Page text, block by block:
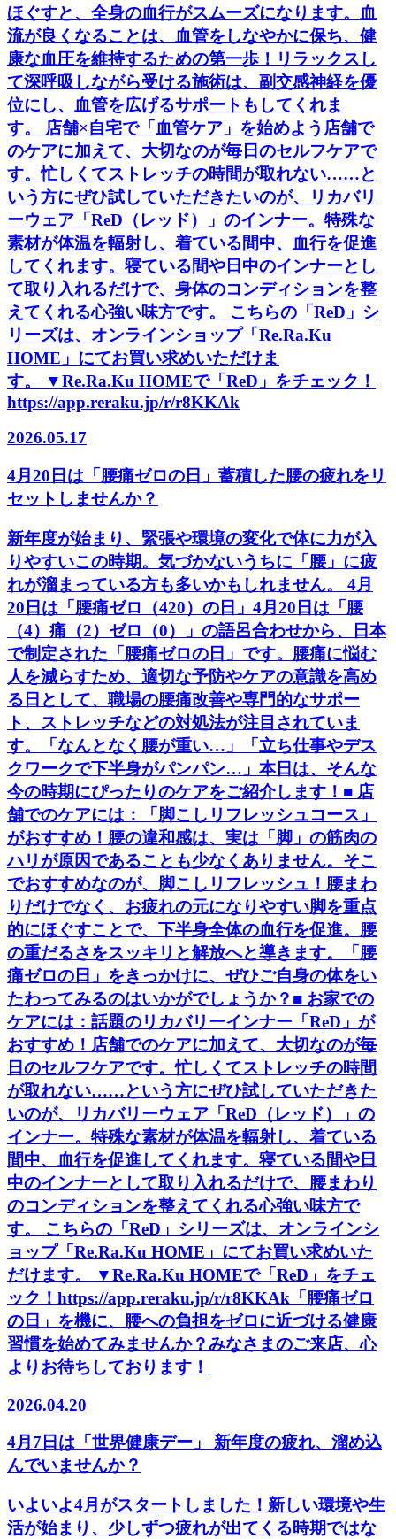
ほぐすと、全身の血行がスムーズになります。血
流が良くなることは、血管をしなやかに保ち、健
康な血圧を維持するための第一歩！リラックスし
て深呼吸しながら受ける施術は、副交感神経を優
位にし、血管を広げるサポートもしてくれま
す。 店舗×自宅で「血管ケア」を始めよう店舗で
のケアに加えて、大切なのが毎日のセルフケアで
す。忙しくてストレッチの時間が取れない……と
いう方にぜひ試していただきたいのが、リカバリ
ーウェア「ReD（レッド）」のインナー。特殊な
素材が体温を輻射し、着ている間中、血行を促進
してくれます。寝ている間や日中のインナーとし
て取り入れるだけで、身体のコンディションを整
えてくれる心強い味方です。 こちらの「ReD」シ
リーズは、オンラインショップ「Re.Ra.Ku
HOME」にてお買い求めいただけま
す。 ▼Re.Ra.Ku HOMEで「ReD」をチェック！
https://app.reraku.jp/r/r8KKAk
2026.05.17
4月20日は「腰痛ゼロの日」蓄積した腰の疲れをリ
セットしませんか？
新年度が始まり、緊張や環境の変化で体に力が入
りやすいこの時期。気づかないうちに「腰」に疲
れが溜まっている方も多いかもしれません。 4月
20日は「腰痛ゼロ（420）の日」4月20日は「腰
（4）痛（2）ゼロ（0）」の語呂合わせから、日本
で制定された「腰痛ゼロの日」です。腰痛に悩む
人を減らすため、適切な予防やケアの意識を高め
る日として、職場の腰痛改善や専門的なサポー
ト、ストレッチなどの対処法が注目されていま
す。「なんとなく腰が重い…」「立ち仕事やデス
クワークで下半身がパンパン…」本日は、そんな
今の時期にぴったりのケアをご紹介します！■ 店
舗でのケアには：「脚こしリフレッシュコース」
がおすすめ！腰の違和感は、実は「脚」の筋肉の
ハリが原因であることも少なくありません。そこ
でおすすめなのが、脚こしリフレッシュ！腰まわ
りだけでなく、お疲れの元になりやすい脚を重点
的にほぐすことで、下半身全体の血行を促進。腰
の重だるさをスッキリと解放へと導きます。「腰
痛ゼロの日」をきっかけに、ぜひご自身の体をい
たわってみるのはいかがでしょうか？■ お家での
ケアには：話題のリカバリーインナー「ReD」が
おすすめ！店舗でのケアに加えて、大切なのが毎
日のセルフケアです。忙しくてストレッチの時間
が取れない……という方にぜひ試していただきた
いのが、リカバリーウェア「ReD（レッド）」の
インナー。特殊な素材が体温を輻射し、着ている
間中、血行を促進してくれます。寝ている間や日
中のインナーとして取り入れるだけで、腰まわり
のコンディションを整えてくれる心強い味方で
す。 こちらの「ReD」シリーズは、オンラインシ
ョップ「Re.Ra.Ku HOME」にてお買い求めいた
だけます。 ▼Re.Ra.Ku HOMEで「ReD」をチェ
ック！https://app.reraku.jp/r/r8KKAk「腰痛ゼロ
の日」を機に、腰への負担をゼロに近づける健康
習慣を始めてみませんか？みなさまのご来店、心
よりお待ちしております！
2026.04.20
4月7日は「世界健康デー」 新年度の疲れ、溜め込
んでいませんか？
いよいよ4月がスタートしました！新しい環境や生
活が始まり、少しずつ疲れが出てくる時期ではな